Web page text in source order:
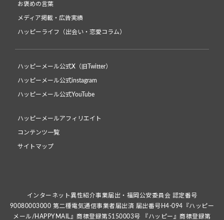
お褒めの言葉
メディア掲載・広告実績
ハッピーライフ（出会い・恋愛コラム）
ハッピーメール公式X（旧Twitter）
ハッピーメール公式instagram
ハッピーメール公式YouTube
ハッピーメールアフィリエイト
コンテンツ一覧
サイトマップ
インターネット異性紹介事業届出・福岡公安委員会 認定番号
90080003000 第二種電気通信事業者届出済 届出番号H4-094『ハッピー
メール/HAPPYMAIL』商標登録第5150003号 『ハッピー』商標登録第